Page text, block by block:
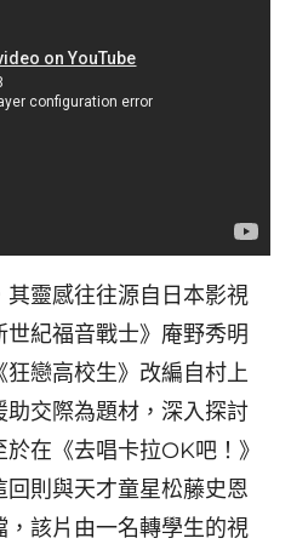
靈感往往源自日本影視
紀福音戰士》庵野秀明
戀高校生》改編自村上
交際為題材，深入探討
在《去唱卡拉OK吧！》
則與天才童星松藤史恩
該片由一名轉學生的視